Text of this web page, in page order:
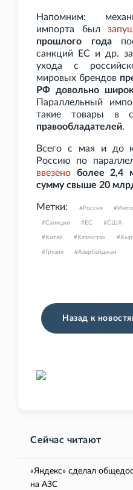
Напомним:
импорта был
прошлого года
санкций ЕС и др.
ухода с
мировых брендов
РФ довольно
Параллельный
такие товары в
правообладателей.
Всего с мая и до
Россию по
ввезено
более 2,4
сумму свыше 20
Метки: Россия
Санкции ЕС США
Китай Казахстан
Грузия Азербайджан
Назад к
Сейчас читают
«Яндекс» сделал
на АЗС